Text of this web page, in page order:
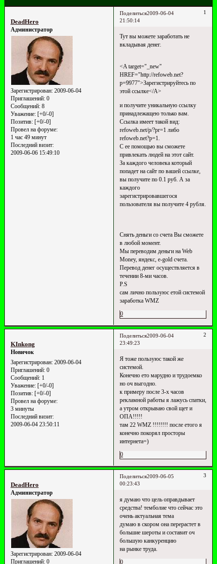
Поделиться 1
2009-06-04
21:50:14
DeadHero
Администратор
Зарегистрирован: 2009-06-04
Приглашений:0
Сообщений:8
Уважение: [+0/-0]
Позитив: [+0/-0]
Провел на форуме:
1 час 49 минут
Последний визит:
2009-06-06 15:49:10
Тут вы можете заработать не
вкладывая денег.
<A target="_new"
HREF="http://refoweb.net?
p=9977">Зарегистрируйтесь по
этой ссылке</A>
и получите уникальную ссылку
принадлежащею только вам.
Ссылка имеет такой вид:
refoweb.net/p/?pr=1 либо
refoweb.net?p=1.
С ее помощью вы сможете
привлекать людей на этот сайт.
За каждого человека который
попадет на сайт по вашей ссылке,
вы получите по 0.1 руб. А за
каждого
зарегистрировавшегося
пользователя вы получите 4 рубля.
Снять деньги со счета Вы сможете
в любой момент.
Мы переводим деньги на Web
Money, яндекс, e-gold счета.
Перевод денег осуществляется в
течении 8-ми часов.
P.S
сам лично пользуюс етой системой
заработка WMZ
0
Поделиться 2
2009-06-04
23:49:23
KInkong
Новичок
Зарегистрирован: 2009-06-04
Приглашений:0
Сообщений:1
Уважение: [+0/-0]
Позитив: [+0/-0]
Провел на форуме:
3 минуты
Последний визит:
2009-06-04 23:50:11
Я тоже пользуюс такой же
системой.
Конечно ето марудно и трудоемко
но оч выгодно.
к примеру после 3-х часов
рекламной работы я лажусь спатки,
а утром открываю свой щет и
ОПА!!!!!
там 22 WMZ !!!!!!!! после етого я
конечно покорял просторы
интернета=)
0
Поделиться 3
2009-06-05
00:23:43
DeadHero
Администратор
Зарегистрирован: 2009-06-04
Приглашений:0
я думаю что цель оправдывает
средства! темболие что сейчас это
очень актуальная тема
думаю в скором она перерастет в
большие шероты и составит оч
большую канкуренцию
на рынке труда.
0